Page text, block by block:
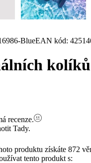
BlueEAN kód:
recenze.
Tady.
produktu získáte 872
tento produkt s: